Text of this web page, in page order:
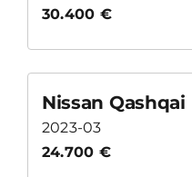
30.400 €
Nissan Qashqai
2023-03
24.700 €